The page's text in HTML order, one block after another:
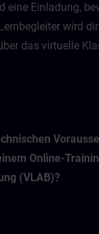
eine Einladung,
wird
das virtuelle
Online-
(VLAB)?